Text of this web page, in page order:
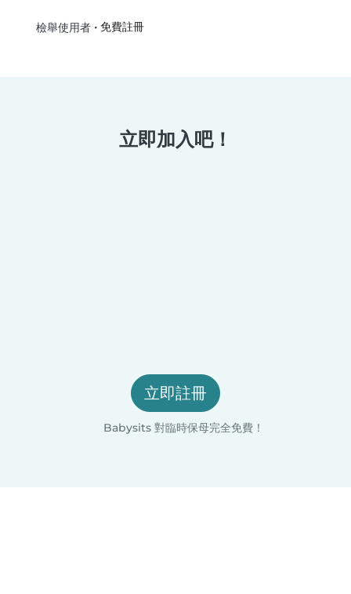
檢舉使用者• 免費註冊
立即加入吧！
立即註冊
Babysits 對臨時保母完全免費！